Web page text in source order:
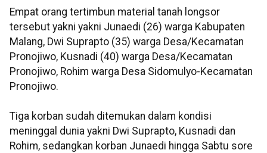
Empat orang tertimbun material tanah longsor
tersebut yakni yakni Junaedi (26) warga Kabupaten
Malang, Dwi Suprapto (35) warga Desa/Kecamatan
Pronojiwo, Kusnadi (40) warga Desa/Kecamatan
Pronojiwo, Rohim warga Desa Sidomulyo-Kecamatan
Pronojiwo.
Tiga korban sudah ditemukan dalam kondisi
meninggal dunia yakni Dwi Suprapto, Kusnadi dan
Rohim, sedangkan korban Junaedi hingga Sabtu sore